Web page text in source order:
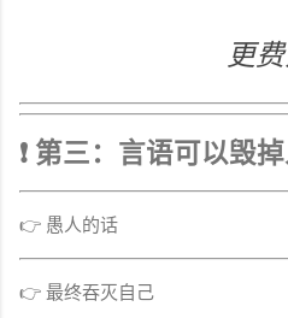
更
❗ 第三：言语可以毁
👉 愚人的话
👉 最终吞灭自己